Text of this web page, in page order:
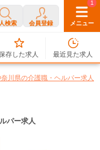
検索 会員登録 メニュー
0
存した求人
1
最近見た求人
奈川県の介護職・ヘルパー求人
パー求人